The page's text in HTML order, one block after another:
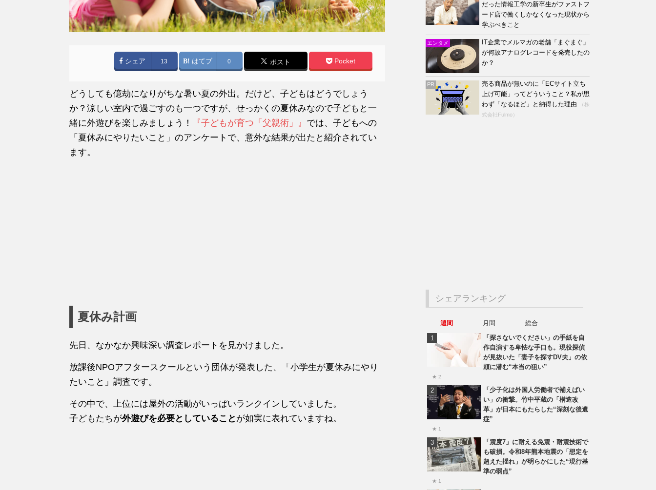
シェア 13 はてブ 0 ポスト Pocket
どうしても億劫になりがちな暑い夏の外出。だけど、子どもはどうでしょう
か？涼しい室内で過ごすのも一つですが、せっかくの夏休みなので子どもと一
緒に外遊びを楽しみましょう！
『子どもが育つ「父親術」』 では、子どもへの
「夏休みにやりたいこと」のアンケートで、意外な結果が出たと紹介されてい
ます。
夏休み計画
先日、なかなか興味深い調査レポートを見かけました。
放課後NPOアフタースクールという団体が発表した、「小学生が夏休みにやり
たいこと」調査です。
その中で、上位には屋外の活動がいっぱいランクインしていました。
子どもたちが外遊びを必要としていること が如実に表れていますね。
だった情報工学の新卒生がファストフ
ード店で働くしかなくなった現状から
学ぶべきこと
エンタメ
IT企業でメルマガの老舗「まぐまぐ」
が何故アナログレコードを発売したの
か？
PR
売る商品が無いのに「ECサイト立ち
上げ可能」ってどういうこと？私が思
わず「なるほど」と納得した理由
（株
式会社Fulmo）
シェアランキング
週間 月間
総合
「探さないでください」の手紙を自
作自演する卑怯な手口も。現役探偵
が見抜いた「妻子を探すDV夫」の依
頼に潜む“本当の狙い”
★ 2
「少子化は外国人労働者で補えばい
い」の衝撃。竹中平蔵の「構造改
革」が日本にもたらした“深刻な後遺
症”
★ 1
「震度7」に耐える免震・耐震技術で
も破損。令和8年熊本地震の「想定を
超えた揺れ」が明らかにした“現行基
準の弱点”
★ 1